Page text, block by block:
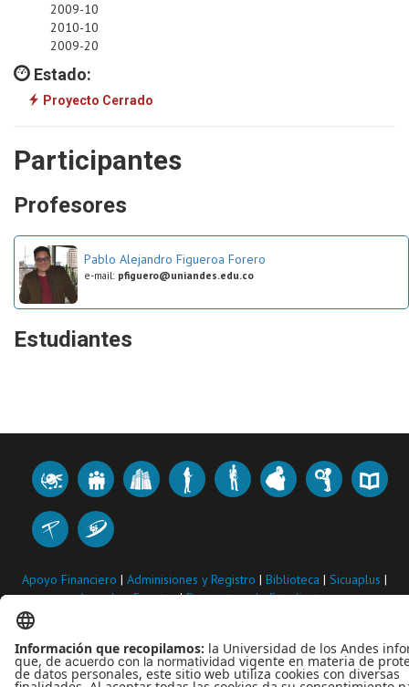
2009-10
2010-10
2009-20
Estado:
Proyecto Cerrado
Participantes
Profesores
Pablo Alejandro Figueroa Forero
e-mail: pfiguero@uniandes.edu.co
Estudiantes
Apoyo Financiero | Adminisiones y Registro | Biblioteca | Sicuaplus |
Agenda y Eventos|Decanatura de Estudiantes
Reconocimiento como Universidad: Decreto 1297 del 30 de mayo de
1964.
Reconocimiento personería jurídica: Resolución 28 del 23 de febrero de